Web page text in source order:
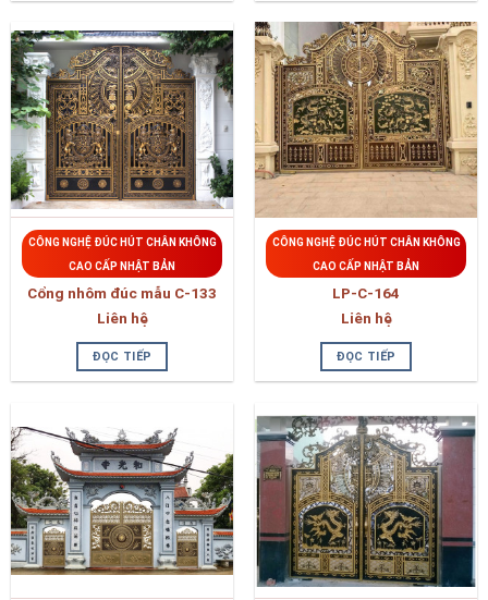
CÔNG NGHỆ ĐÚC HÚT CHÂN KHÔNG
CAO CẤP NHẬT BẢN
Cổng nhôm đúc mẫu C-133
Liên hệ
ĐỌC TIẾP
CÔNG NGHỆ ĐÚC HÚT CHÂN KHÔNG
CAO CẤP NHẬT BẢN
LP-C-164
Liên hệ
ĐỌC TIẾP